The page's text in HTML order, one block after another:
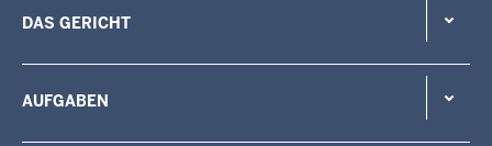
DAS GERICHT
AUFGABEN